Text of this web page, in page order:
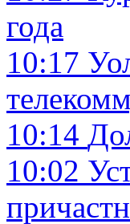
года
10:17
10:14
10:02